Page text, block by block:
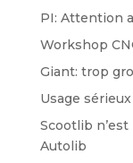
PI: Attention
Workshop
Giant: trop
Usage
Scootlib
Autolib